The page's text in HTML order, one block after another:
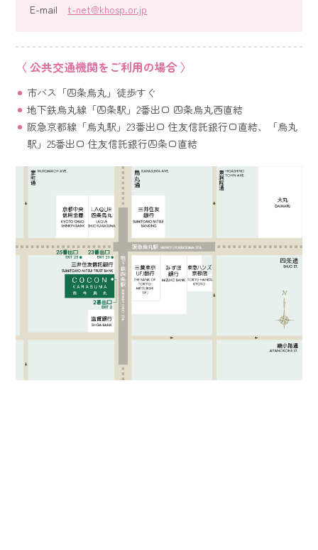
E-mailt-net@khosp.or.jp
〈 公共交通機関をご利用の場合 〉
市バス「四条烏丸」徒歩すぐ
地下鉄烏丸線「四条駅」2番出口 四条烏丸西直結
阪急京都線「烏丸駅」23番出口 住友信託銀行口直結、「烏丸
駅」25番出口 住友信託銀行四条口直結